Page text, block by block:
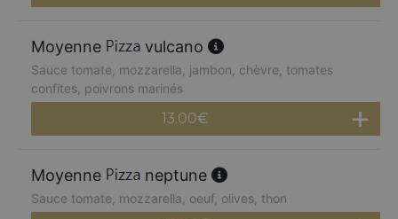
Moyenne vulcano
Sauce tomate, mozzarella, jambon, chèvre, tomates
confites, poivrons marinés
13.00€
Moyenne neptune
Sauce tomate, mozzarella, oeuf, olives, thon